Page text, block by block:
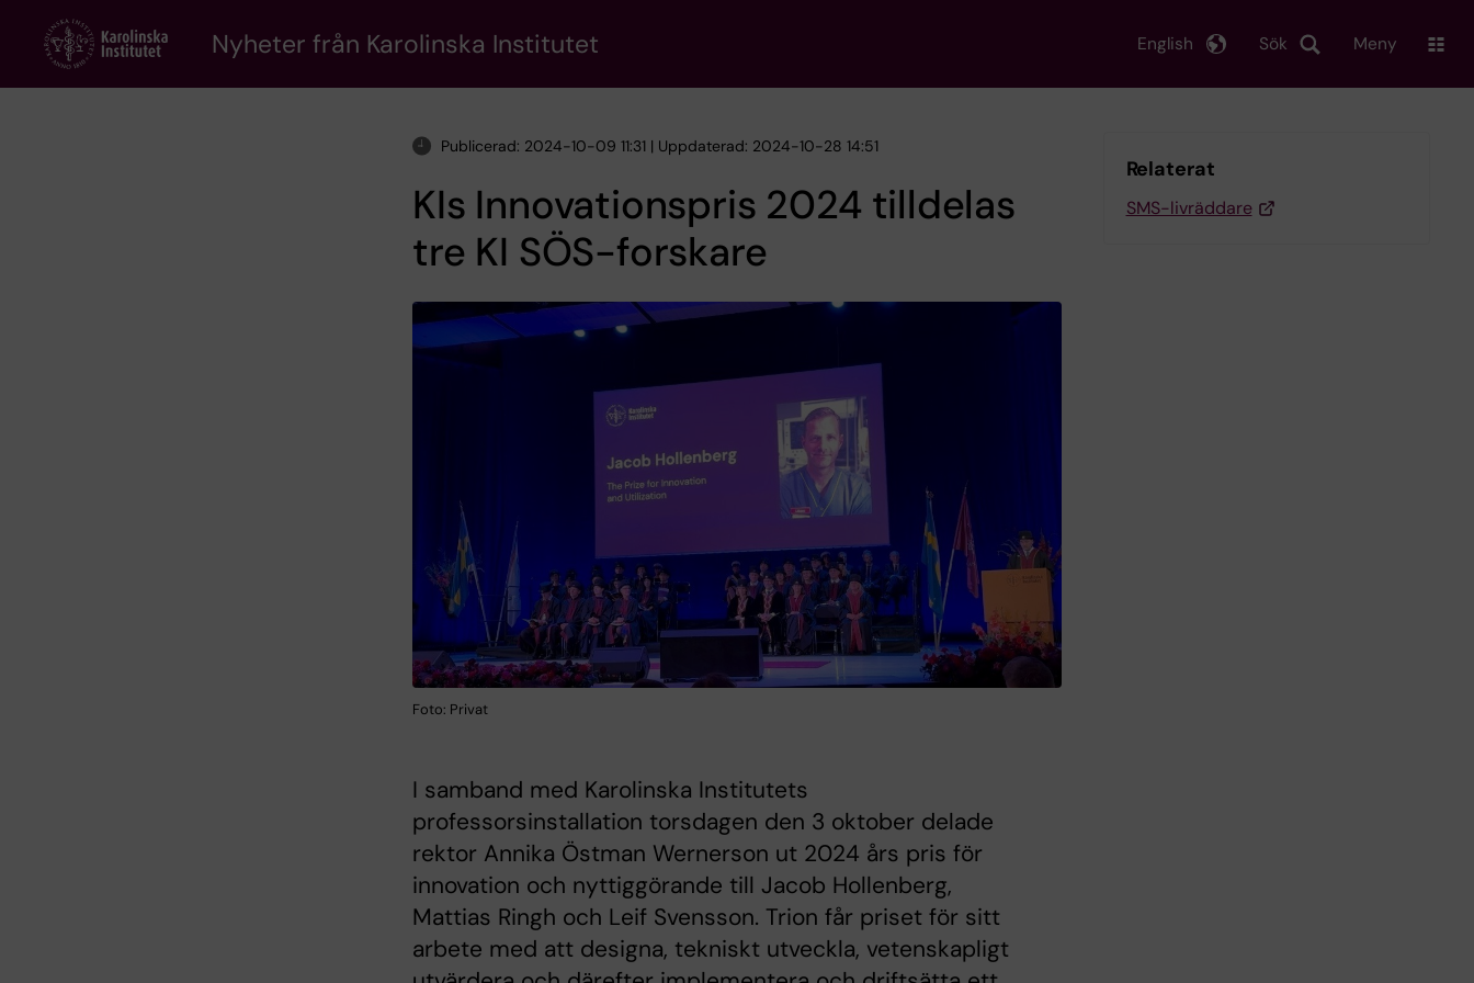
content
Nyheter från Karolinska Institutet Sök
English Meny
Publicerad: 2024-10-09 11:31 | Uppdaterad: 2024-10-28 14:51
KIs Innovationspris 2024 tilldelas
tre KI SÖS-forskare
Foto: Privat
I samband med Karolinska Institutets
professorsinstallation torsdagen den 3 oktober delade
rektor Annika Östman Wernerson ut 2024 års pris för
innovation och nyttiggörande till Jacob Hollenberg,
Mattias Ringh och Leif Svensson. Trion får priset för sitt
arbete med att designa, tekniskt utveckla, vetenskapligt
Relaterat
SMS-livräddare